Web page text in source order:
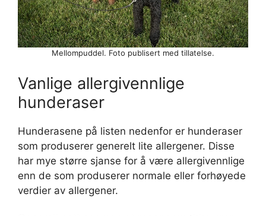
Mellompuddel. Foto publisert med tillatelse.
Vanlige allergivennlige
hunderaser
Hunderasene på listen nedenfor er hunderaser
som produserer generelt lite allergener. Disse
har mye større sjanse for å være allergivennlige
enn de som produserer normale eller forhøyede
verdier av allergener.